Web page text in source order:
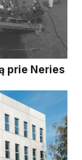
prie Neries